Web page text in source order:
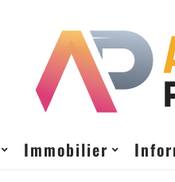
Immobilier